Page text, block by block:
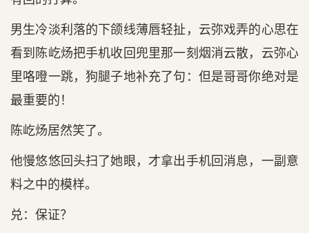
男生冷淡利落的下颌线薄唇轻扯，云弥戏弄的心思在
看到陈屹炀把手机收回兜里那一刻烟消云散，云弥心
里咯噔一跳，狗腿子地补充了句：但是哥哥你绝对是
最重要的！
陈屹炀居然笑了。
他慢悠悠回头扫了她眼，才拿出手机回消息，一副意
料之中的模样。
兑：保证？